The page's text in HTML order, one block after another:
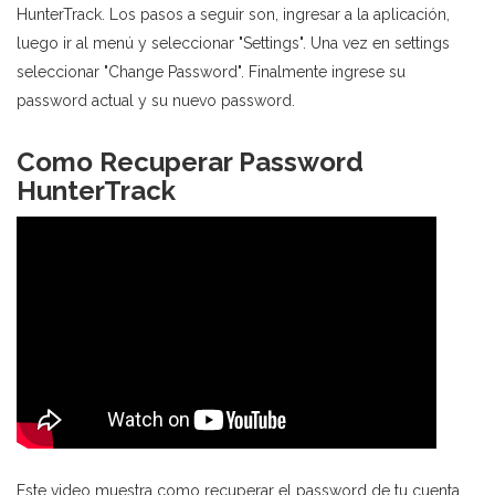
HunterTrack. Los pasos a seguir son, ingresar a la aplicación,
luego ir al menú y seleccionar "Settings". Una vez en settings
seleccionar "Change Password". Finalmente ingrese su
password actual y su nuevo password.
Como Recuperar Password
HunterTrack
Este video muestra como recuperar el password de tu cuenta